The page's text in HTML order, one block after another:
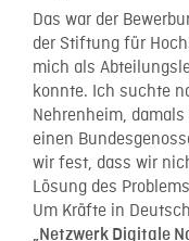
Das war der
der Stiftung für
mich als
konnte. Ich suchte
Nehrenheim, damals
einen
wir fest, dass wir
Lösung des
Um Kräfte in
„Netzwerk Digitale